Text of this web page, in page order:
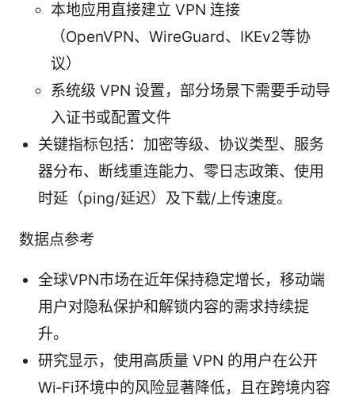
本地应用直接建立 VPN 连接
（OpenVPN、WireGuard、IKEv2等协
议）
系统级 VPN 设置，部分场景下需要手动导
入证书或配置文件
关键指标包括：加密等级、协议类型、服务
器分布、断线重连能力、零日志政策、使用
时延（ping/延迟）及下载/上传速度。
数据点参考
全球VPN市场在近年保持稳定增长，移动端
用户对隐私保护和解锁内容的需求持续提
升。
研究显示，使用高质量 VPN 的用户在公开
Wi‑Fi环境中的风险显著降低，且在跨境内容